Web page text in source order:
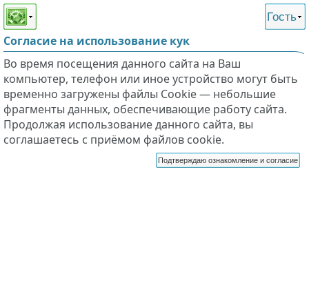
Этот сайт поддерживает
слабовидящих
Гость
Согласие на использование кук
Во время посещения данного сайта на Ваш
компьютер, телефон или иное устройство могут быть
временно загружены файлы Cookie — небольшие
фрагменты данных, обеспечивающие работу сайта.
Продолжая использование данного сайта, вы
соглашаетесь с приёмом файлов cookie.
Подтверждаю ознакомление и согласие